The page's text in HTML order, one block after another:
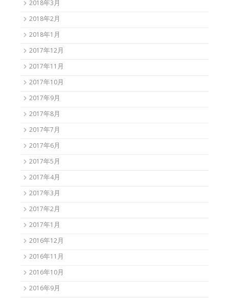
2018年3月
2018年2月
2018年1月
2017年12月
2017年11月
2017年10月
2017年9月
2017年8月
2017年7月
2017年6月
2017年5月
2017年4月
2017年3月
2017年2月
2017年1月
2016年12月
2016年11月
2016年10月
2016年9月